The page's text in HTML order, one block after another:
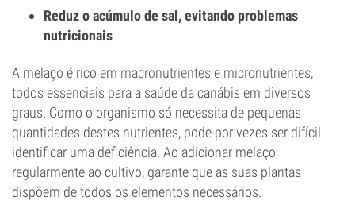
Reduz o acúmulo de sal, evitando problemas
nutricionais
A melaço é rico em macronutrientes e micronutrientes,
todos essenciais para a saúde da canábis em diversos
graus. Como o organismo só necessita de pequenas
quantidades destes nutrientes, pode por vezes ser difícil
identificar uma deficiência. Ao adicionar melaço
regularmente ao cultivo, garante que as suas plantas
dispõem de todos os elementos necessários.